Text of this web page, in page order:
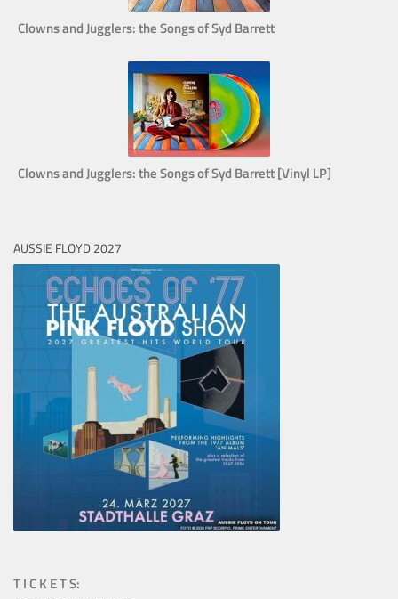
Clowns and Jugglers: the Songs of Syd Barrett
Clowns and Jugglers: the Songs of Syd Barrett [Vinyl LP]
AUSSIE FLOYD 2027
T I C K E T S: